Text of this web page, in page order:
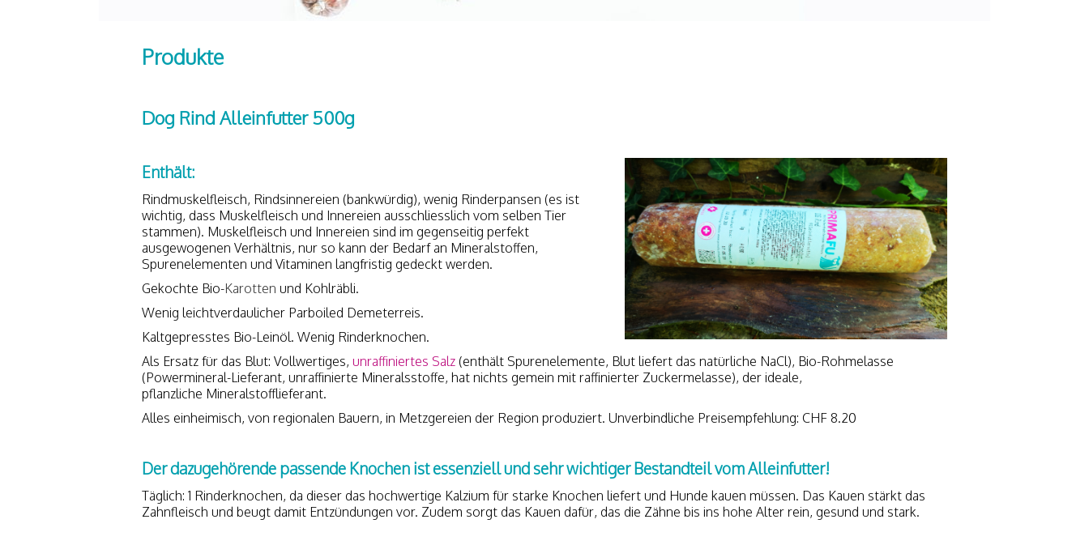
Produkte
Dog Rind Alleinfutter 500g
Enthält:
Rindmuskelfleisch, Rindsinnereien (bankwürdig), wenig Rinderpansen (es ist
wichtig, dass Muskelfleisch und Innereien ausschliesslich vom selben Tier
stammen). Muskelfleisch und Innereien sind im gegenseitig perfekt
ausgewogenen Verhältnis, nur so kann der Bedarf an Mineralstoffen,
Spurenelementen und Vitaminen langfristig gedeckt werden.
Gekochte Bio-Karotten und Kohlräbli.
Wenig leichtverdaulicher Parboiled Demeterreis.
Kaltgepresstes Bio-Leinöl. Wenig Rinderknochen.
Als Ersatz für das Blut: Vollwertiges, unraffiniertes Salz (enthält Spurenelemente, Blut liefert das natürliche NaCl), Bio-Rohmelasse
(Powermineral-Lieferant, unraffinierte Mineralsstoffe, hat nichts gemein mit raffinierter Zuckermelasse), der ideale,
pflanzliche Mineralstofflieferant.
Alles einheimisch, von regionalen Bauern, in Metzgereien der Region produziert. Unverbindliche Preisempfehlung: CHF 8.20
Der dazugehörende passende Knochen ist essenziell und sehr wichtiger Bestandteil vom Alleinfutter!
Täglich: 1 Rinderknochen, da dieser das hochwertige Kalzium für starke Knochen liefert und Hunde kauen müssen. Das Kauen stärkt das
Zahnfleisch und beugt damit Entzündungen vor. Zudem sorgt das Kauen dafür, das die Zähne bis ins hohe Alter rein, gesund und stark.